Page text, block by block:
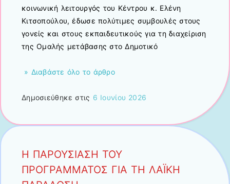
κοινωνική λειτουργός του Κέντρου κ. Ελένη
Κιτσοπούλου, έδωσε πολύτιμες συμβουλές στους
γονείς και στους εκπαιδευτικούς για τη διαχείριση
της Ομαλής μετάβασης στο Δημοτικό
» Διαβάστε όλο το άρθρο
Δημοσιεύθηκε στις 6 Ιουνίου 2026
Η ΠΑΡΟΥΣΙΑΣΗ ΤΟΥ
ΠΡΟΓΡΑΜΜΑΤΟΣ ΓΙΑ ΤΗ ΛΑΪΚΗ